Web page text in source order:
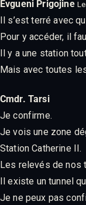
Evgueni Prigojine
Il s’est terré avec
Pour y accéder, il
Il y a une station
Mais avec toutes
Cmdr. Tarsi
Je confirme.
Je vois une zone
Station Catherine II.
Les relevés de nos
Il existe un tunnel
Je ne peux pas